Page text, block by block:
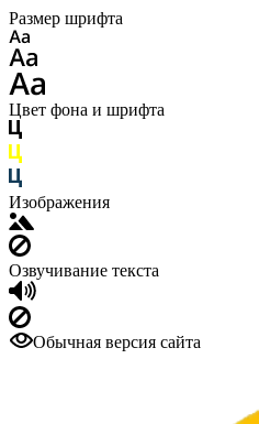
Размер шрифта
Цвет фона и шрифта
Изображения
Озвучивание текста
Обычная версия сайта